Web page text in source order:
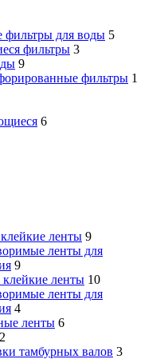
для воды 5
фильтры 3
9
фильтры 1
6
ленты 9
ленты для
9
ленты 10
ленты для
4
ленты 6
2
тамбурных валов 3